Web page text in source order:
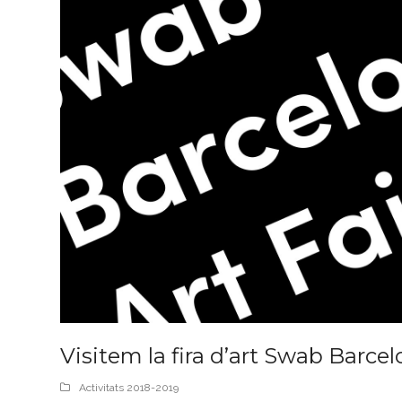
Visitem la fira d’art Swab
Activitats 2018-2019